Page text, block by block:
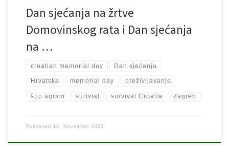
Dan sjećanja na žrtve
Domovinskog rata i Dan sjećanja
na …
croatian memorial day Dan sjećanja
Hrvatska memorial day preživljavanje
špp agram surivial survival Croatia Zagreb
Published 18. November 2023.